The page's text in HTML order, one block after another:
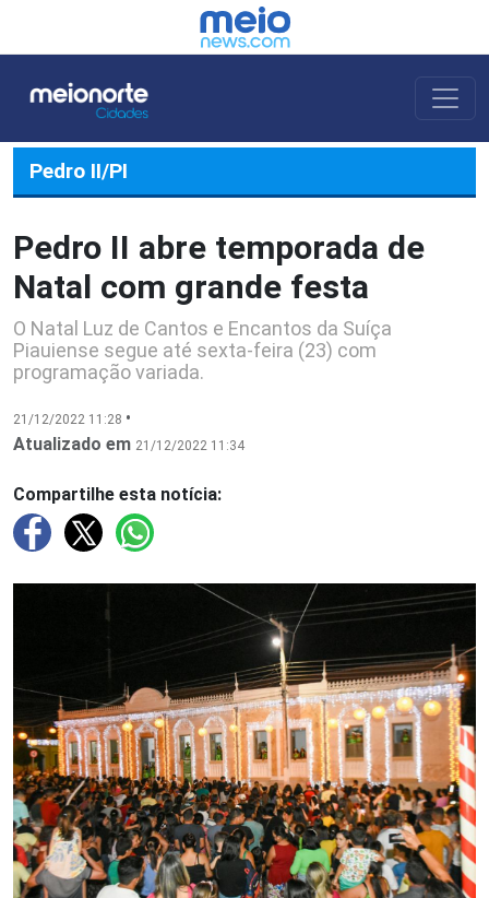
Pedro II/PI
Pedro II abre temporada de
Natal com grande festa
O Natal Luz de Cantos e Encantos da Suíça
Piauiense segue até sexta-feira (23) com
programação variada.
21/12/2022 11:28 •
Atualizado em 21/12/2022 11:34
Compartilhe esta notícia: